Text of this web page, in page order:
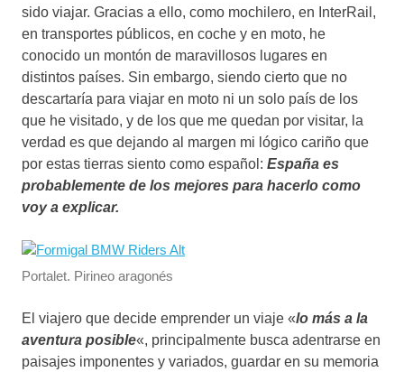
sido viajar. Gracias a ello, como mochilero, en InterRail,
en transportes públicos, en coche y en moto, he
conocido un montón de maravillosos lugares en
distintos países. Sin embargo, siendo cierto que no
descartaría para viajar en moto ni un solo país de los
que he visitado, y de los que me quedan por visitar, la
verdad es que dejando al margen mi lógico cariño que
por estas tierras siento como español: España es
probablemente de los mejores para hacerlo como
voy a explicar.
Portalet. Pirineo aragonés
El viajero que decide emprender un viaje «lo más a la
aventura posible«, principalmente busca adentrarse en
paisajes imponentes y variados, guardar en su memoria